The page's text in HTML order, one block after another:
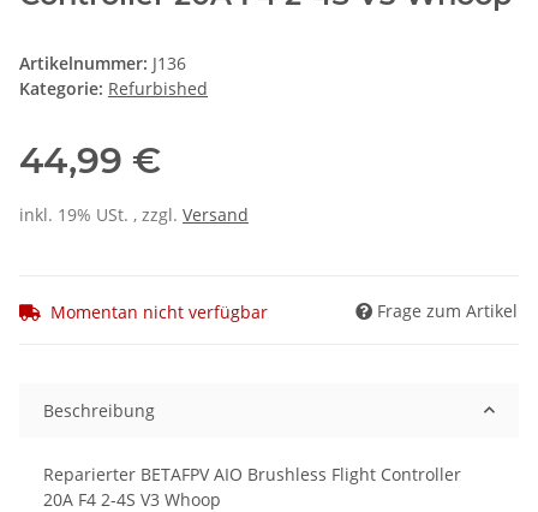
Artikelnummer: J136
Kategorie: Refurbished
44,99 €
inkl. 19% USt. , zzgl. Versand
Momentan nicht verfügbar Frage zum Artikel
Beschreibung
Reparierter BETAFPV AIO Brushless Flight Controller
20A F4 2-4S V3 Whoop